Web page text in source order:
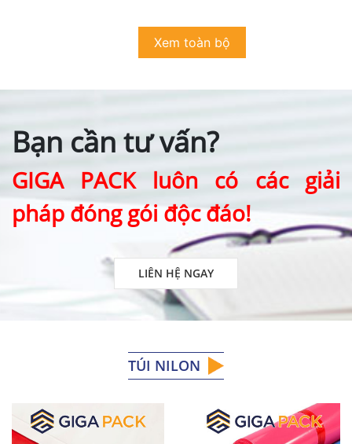
Xem toàn bộ
Bạn cần tư vấn?
GIGA PACK luôn có các giải
pháp đóng gói độc đáo!
LIÊN HỆ NGAY
TÚI NILON